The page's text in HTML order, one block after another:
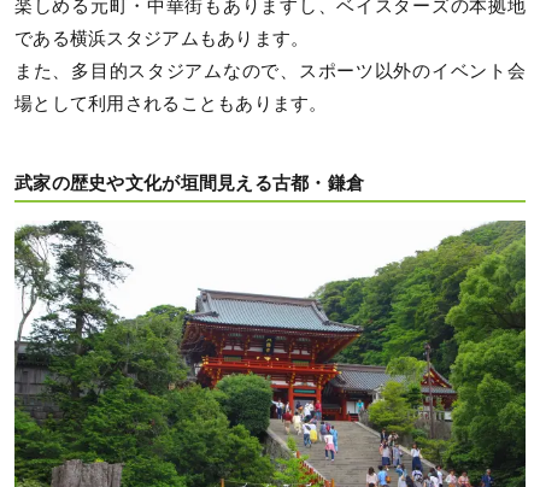
楽しめる元町・中華街もありますし、ベイスターズの本拠地
である横浜スタジアムもあります。
また、多目的スタジアムなので、スポーツ以外のイベント会
場として利用されることもあります。
武家の歴史や文化が垣間見える古都・鎌倉